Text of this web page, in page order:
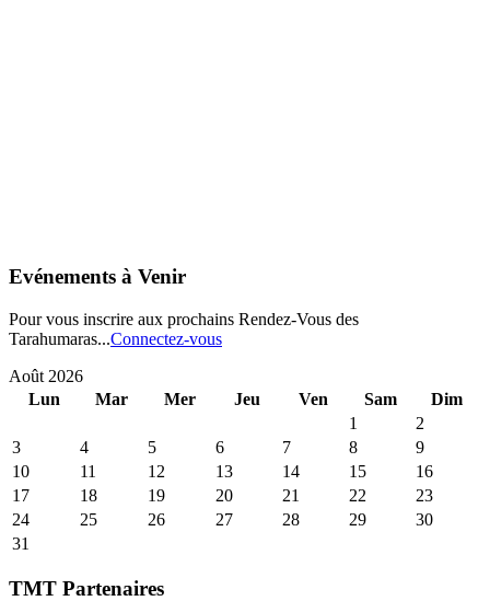
Evénements à Venir
Pour vous inscrire aux prochains Rendez-Vous des
Tarahumaras...Connectez-vous
Août 2026
Lun
Mar Mer Jeu Ven Sam
Dim
1
2
3
4 5 6 7 8
9
10
11 12 13 14 15
16
17
18 19 20 21 22
23
24
25 26 27 28 29
30
31
TMT Partenaires